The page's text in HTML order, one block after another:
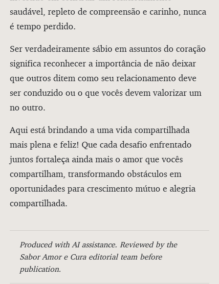
saudável, repleto de compreensão e carinho, nunca
é tempo perdido.
Ser verdadeiramente sábio em assuntos do coração
significa reconhecer a importância de não deixar
que outros ditem como seu relacionamento deve
ser conduzido ou o que vocês devem valorizar um
no outro.
Aqui está brindando a uma vida compartilhada
mais plena e feliz! Que cada desafio enfrentado
juntos fortaleça ainda mais o amor que vocês
compartilham, transformando obstáculos em
oportunidades para crescimento mútuo e alegria
compartilhada.
Produced with AI assistance. Reviewed by the
Sabor Amor e Cura editorial team before
publication.